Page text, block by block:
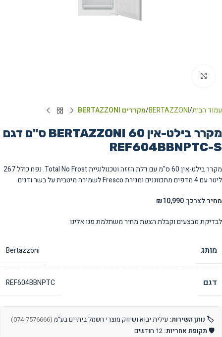
עמוד הבית BERTAZZONI מקררים BERTAZZONI
מקרר בילט-אין BERTAZZONI 60 ס"ם דגם
REF604BBNPTC-S
מקרר בילט-אין 60 ס"מ עם דלת הזזה וטכנולוגיית Total No Frost. נפח כולל 267
ליטר עם 4 מדפים מתכווננים ומגירת Fresco לשמירה מיטבית על בשר ודגים.
מחיר לצרכן: ₪10,990
לבדיקת מבצעים וקבלת הצעת מחיר משתלמת פנו אלינו
מותג Bertazzoni
דגם REF604BBNPTC
🏷️ נותן השירות: עילית יבוא ושיווק מוצרי חשמל ביתיים בע"מ (074-7576666)
🛡️ תקופת אחריות: